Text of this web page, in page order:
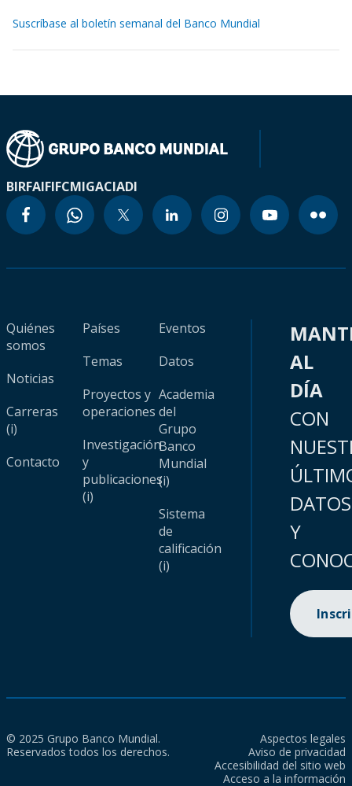
Suscríbase al boletín semanal del Banco Mundial
BIRFAIFIFCMIGACIADI
Quiénes
somos
Noticias
Carreras
(i)
Contacto
Países
Temas
Proyectos y
operaciones
Investigación
y
publicaciones
(i)
Eventos
Datos
Academia
del
Grupo
Banco
Mundial
(i)
Sistema
de
calificación
(i)
AL
DÍA
CON
DATOS
Y
© 2025 Grupo Banco Mundial.
Reservados todos los derechos.
Aspectos legales
Aviso de privacidad
Accesibilidad del sitio web
Acceso a la información